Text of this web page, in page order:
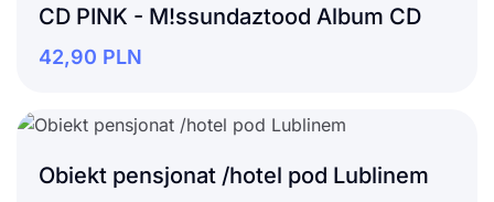
CD PINK - M!ssundaztood Album CD
42,90 PLN
Obiekt pensjonat /hotel pod Lublinem